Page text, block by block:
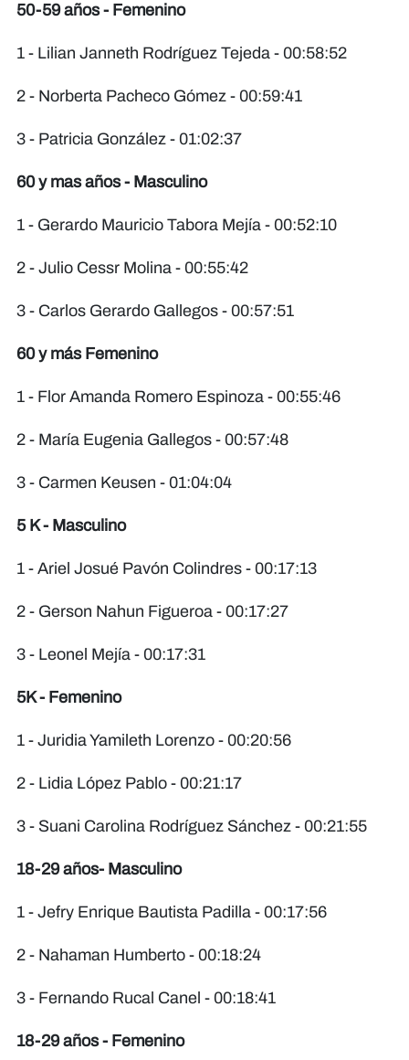
50-59 años - Femenino
1 - Lilian Janneth Rodríguez Tejeda - 00:58:52
2 - Norberta Pacheco Gómez - 00:59:41
3 - Patricia González - 01:02:37
60 y mas años - Masculino
1 - Gerardo Mauricio Tabora Mejía - 00:52:10
2 - Julio Cessr Molina - 00:55:42
3 - Carlos Gerardo Gallegos - 00:57:51
60 y más Femenino
1 - Flor Amanda Romero Espinoza - 00:55:46
2 - María Eugenia Gallegos - 00:57:48
3 - Carmen Keusen - 01:04:04
5 K - Masculino
1 - Ariel Josué Pavón Colindres - 00:17:13
2 - Gerson Nahun Figueroa - 00:17:27
3 - Leonel Mejía - 00:17:31
5K - Femenino
1 - Juridia Yamileth Lorenzo - 00:20:56
2 - Lidia López Pablo - 00:21:17
3 - Suani Carolina Rodríguez Sánchez - 00:21:55
18-29 años- Masculino
1 - Jefry Enrique Bautista Padilla - 00:17:56
2 - Nahaman Humberto - 00:18:24
3 - Fernando Rucal Canel - 00:18:41
18-29 años - Femenino